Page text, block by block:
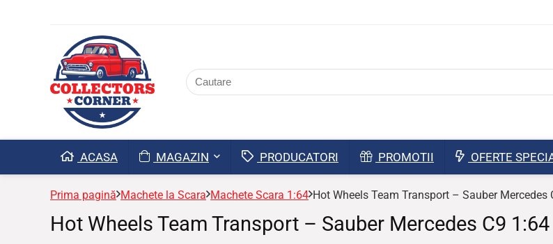
ACASA MAGAZIN PRODUCATORI PROMOTII OFERTE
Prima pagină Machete la Scara Machete Scara 1:64 Hot Wheels Team Transport – Sauber Mercedes
Hot Wheels Team Transport – Sauber Mercedes C9 1:64